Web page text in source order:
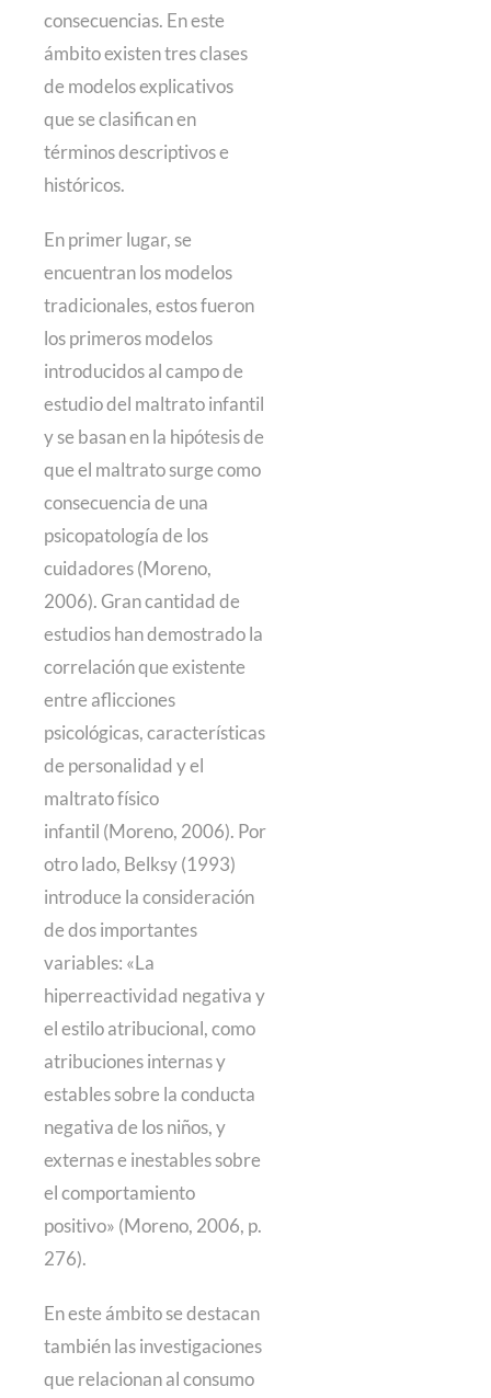
consecuencias. En este
ámbito existen tres clases
de modelos explicativos
que se clasifican en
términos descriptivos e
históricos.
En primer lugar, se
encuentran los modelos
tradicionales, estos fueron
los primeros modelos
introducidos al campo de
estudio del maltrato infantil
y se basan en la hipótesis de
que el maltrato surge como
consecuencia de una
psicopatología de los
cuidadores (Moreno,
2006). Gran cantidad de
estudios han demostrado la
correlación que existente
entre aflicciones
psicológicas, características
de personalidad y el
maltrato físico
infantil (Moreno, 2006). Por
otro lado, Belksy (1993)
introduce la consideración
de dos importantes
variables: «La
hiperreactividad negativa y
el estilo atribucional, como
atribuciones internas y
estables sobre la conducta
negativa de los niños, y
externas e inestables sobre
el comportamiento
positivo» (Moreno, 2006, p.
276).
En este ámbito se destacan
también las investigaciones
que relacionan al consumo